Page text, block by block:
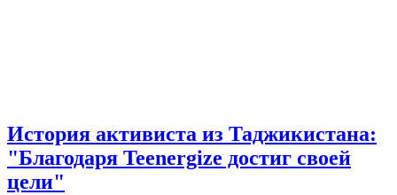
История активиста из Таджикистана:
"Благодаря Teenergize достиг своей
цели"